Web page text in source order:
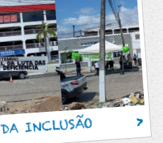
INCLUSÃO